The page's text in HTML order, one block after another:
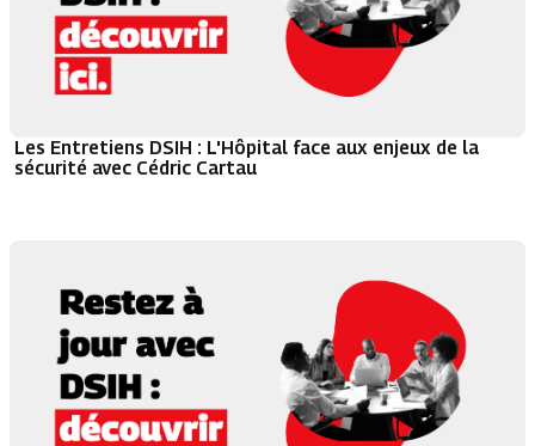
Les Entretiens DSIH : L'Hôpital face aux enjeux de la
sécurité avec Cédric Cartau